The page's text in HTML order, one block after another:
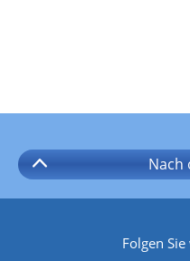
Nach
Folgen